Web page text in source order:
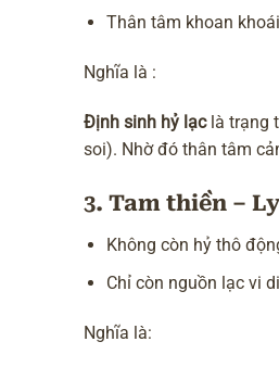
Thân tâm khoan
Nghĩa là :
Định sinh hỷ lạclà trạng
soi). Nhờ đó thân tâm
3. Tam thiền –
Không còn hỷ thô
Chỉ còn nguồn lạc vi
Nghĩa là: